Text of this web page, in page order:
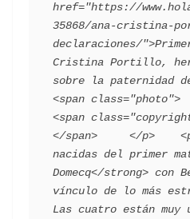
href="https://
35868/ana-cristina-
declaraciones/
Cristina Portillo,
sobre la paternidad
<span class="photo">
<span
</span>     </p>
nacidas del primer
Domecq</strong> con
vínculo de lo más
Las cuatro están